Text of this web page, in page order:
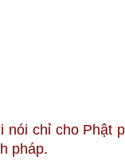
nói chỉ cho Phật
pháp.